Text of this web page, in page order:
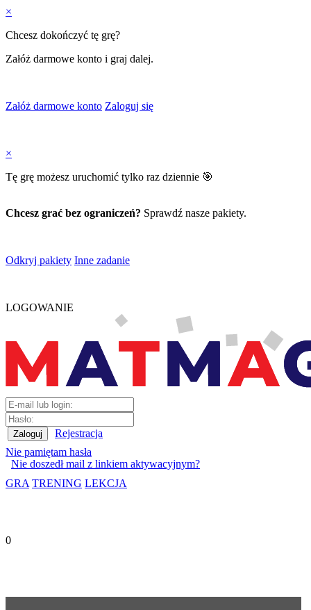
×
Chcesz dokończyć tę grę?
Załóż darmowe konto i graj dalej.
Załóż darmowe konto Zaloguj się
×
Tę grę możesz uruchomić tylko raz dziennie 🎯
Chcesz grać bez ograniczeń? Sprawdź nasze pakiety.
Odkryj pakiety Inne zadanie
LOGOWANIE
Rejestracja
Nie pamiętam hasła
Nie doszedł mail z linkiem aktywacyjnym?
GRA TRENING LEKCJA
0